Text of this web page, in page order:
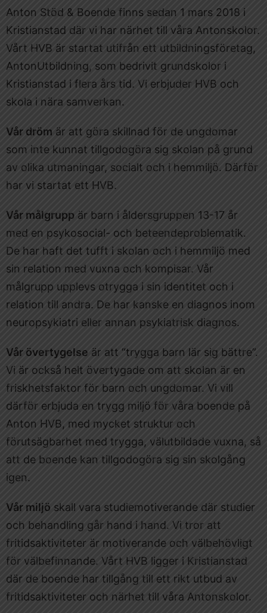
Anton Stöd & Boende finns sedan 1 mars 2018 i
Kristianstad där vi har närhet till våra Antonskolor.
Vårt HVB är startat utifrån ett utbildningsföretag,
AntonUtbildning, som bedrivit grundskolor i
Kristianstad i flera års tid. Vi erbjuder HVB och
skola i nära samverkan.
Vår dröm är att göra skillnad för de ungdomar
som inte kunnat tillgodogöra sig skolan på grund
av olika utmaningar, socialt och i hemmiljö. Därför
har vi startat ett HVB.
Vår målgrupp är barn i åldersgruppen 13-17 år
med en psykosocial- och beteendeproblematik.
De har haft det tufft i skolan och i hemmiljö med
sin relation med vuxna och kompisar. Vår
målgrupp upplevs otrygga i sin identitet och i
relation till andra. De har kanske en diagnos inom
neuropsykiatri eller annan psykiatrisk diagnos.
Vår övertygelse är att “trygga barn lär sig bättre”.
Vi är också helt övertygade om att skolan är en
friskhetsfaktor för barn och ungdomar. Vi vill
därför erbjuda en trygg miljö för våra boende på
Anton HVB, med mycket struktur och
förutsägbarhet med trygga, välutbildade vuxna, så
att de boende kan tillgodogöra sig sin skolgång
igen.
Vår miljö skall vara studiemotiverande där studier
och behandling går hand i hand. Vi tror att
fritidsaktiviteter är motiverande och välbehövligt
för välbefinnande. Vårt HVB ligger i Kristianstad
där de boende har tillgång till ett rikt utbud av
fritidsaktiviteter och närhet till våra Antonskolor.